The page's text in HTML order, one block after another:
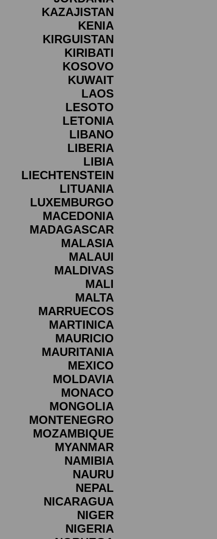
KAZAJISTAN
KENIA
KIRGUISTAN
KIRIBATI
KOSOVO
KUWAIT
LAOS
LESOTO
LETONIA
LIBANO
LIBERIA
LIBIA
LIECHTENSTEIN
LITUANIA
LUXEMBURGO
MACEDONIA
MADAGASCAR
MALASIA
MALAUI
MALDIVAS
MALI
MALTA
MARRUECOS
MARTINICA
MAURICIO
MAURITANIA
MEXICO
MOLDAVIA
MONACO
MONGOLIA
MONTENEGRO
MOZAMBIQUE
MYANMAR
NAMIBIA
NAURU
NEPAL
NICARAGUA
NIGER
NIGERIA